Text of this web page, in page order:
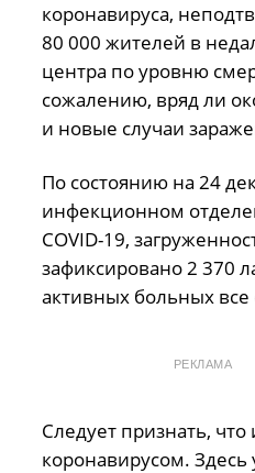
коронавируса,
80 000 жителей в
центра по уровню
сожалению, вряд ли
и новые случаи
По состоянию на 24
инфекционном
COVID-19,
зафиксировано 2 370
активных больных
РЕКЛАМА
Следует признать,
коронавирусом.